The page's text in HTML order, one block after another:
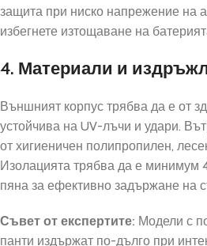
защита при ниско напрежение на
избегнете изтощаване на
4. Материали и
Външният корпус трябва да е от
устойчива на UV-лъчи и удари.
от хигиеничен полипропилен,
Изолацията трябва да е минимум
пяна за ефективно задържане на
Съвет от експертите: Модели с
панти издържат по-дълго при